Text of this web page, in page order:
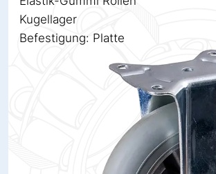
Kugellager
Befestigung: Platte